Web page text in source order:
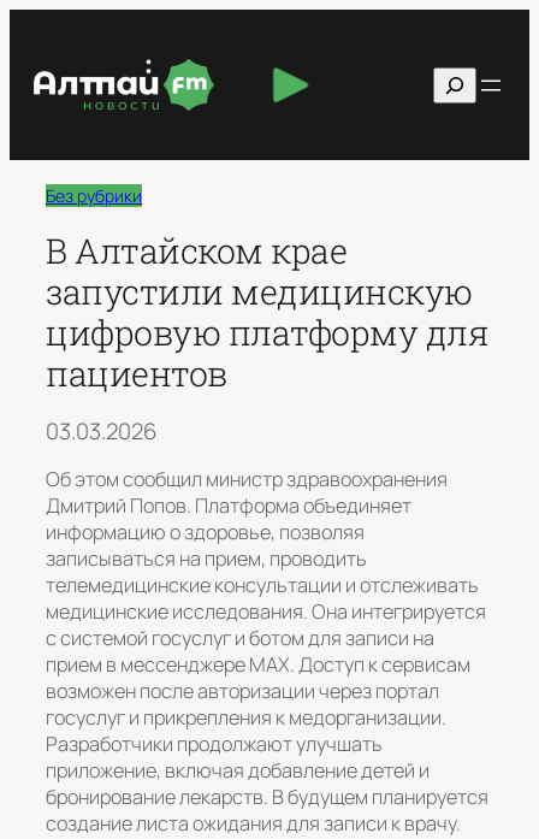
содержимому
Поиск
Без рубрики
В Алтайском крае
запустили медицинскую
цифровую платформу для
пациентов
03.03.2026
Об этом сообщил министр здравоохранения
Дмитрий Попов. Платформа объединяет
информацию о здоровье, позволяя
записываться на прием, проводить
телемедицинские консультации и отслеживать
медицинские исследования. Она интегрируется
с системой госуслуг и ботом для записи на
прием в мессенджере МАХ. Доступ к сервисам
возможен после авторизации через портал
госуслуг и прикрепления к медорганизации.
Разработчики продолжают улучшать
приложение, включая добавление детей и
бронирование лекарств. В будущем планируется
создание листа ожидания для записи к врачу.